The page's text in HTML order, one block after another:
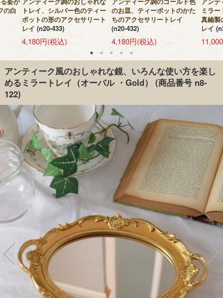
の白
トレイ、シルバー色のティー
ポットの形のアクセサリート
レイ (n20-433)
4,180円(税込)
のお皿、ティーポットのかた
ちのアクセサリートレイ
(n20-432)
4,180円(税込)
ミラ
真鍮製
レイ
アンティーク風のおしゃれな鏡、いろんな使い方を楽し
めるミラートレイ（オーバル ・Gold）
(商品番号 n8-
122)